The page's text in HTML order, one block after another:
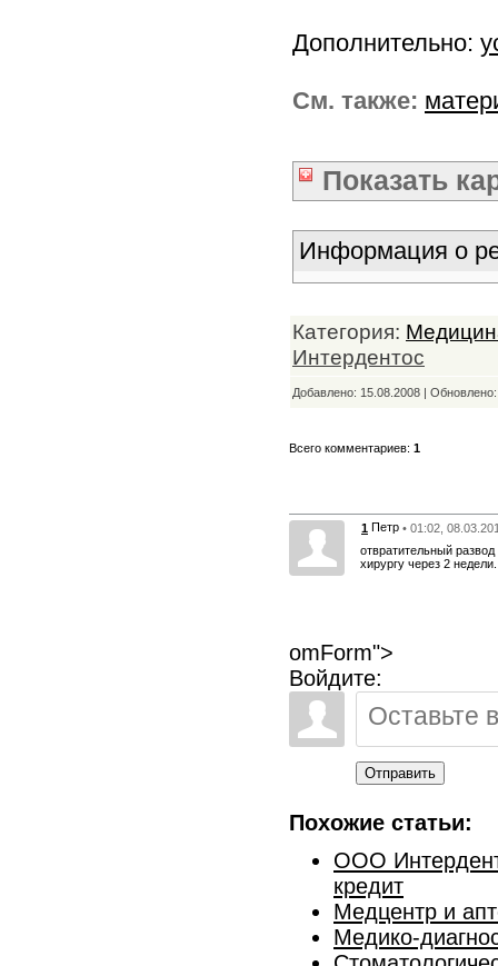
Дополнительно:
См. также:
Показать
Информация о
Категория:
Интердентос
Добавлено: 15.08.2008 |
Всего комментариев: 1
1 Петр • 01:02,
отвратительный
хирургу через 2
omForm">
Войдите:
Отправить
Похожие статьи:
ООО
кредит
Медцентр и
Медико-